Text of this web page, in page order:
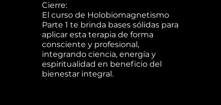
Cierre:
El curso de Holobiomagnetismo
Parte 1 te brinda bases sólidas para
aplicar esta terapia de forma
consciente y profesional,
integrando ciencia, energía y
espiritualidad en beneficio del
bienestar integral.